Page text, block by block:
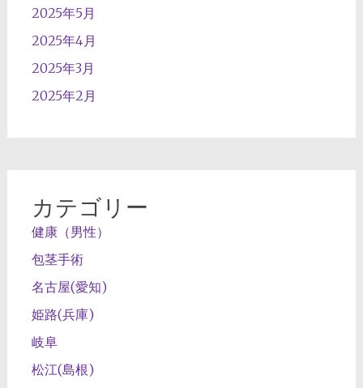
2025年5月
2025年4月
2025年3月
2025年2月
カテゴリー
健康（男性）
包茎手術
名古屋(愛知)
姫路(兵庫)
岐阜
松江(島根)